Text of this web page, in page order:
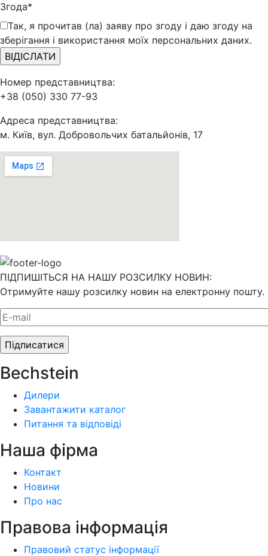
Згода*
Так, я прочитав (ла) заяву про згоду і даю згоду на
зберігання і використання моїх персональних даних.
Номер представництва:
+38 (050) 330 77-93
Адреса представництва:
м. Київ, вул. Добровольчих батальйонів, 17
ПІДПИШІТЬСЯ НА НАШУ РОЗСИЛКУ НОВИН:
Отримуйте нашу розсилку новин на електронну пошту.
Bechstein
Дилери
Завантажити каталог
Питання та відповіді
Наша фiрма
Контакт
Новини
Про нас
Правова інформація
Правовий статус інформації